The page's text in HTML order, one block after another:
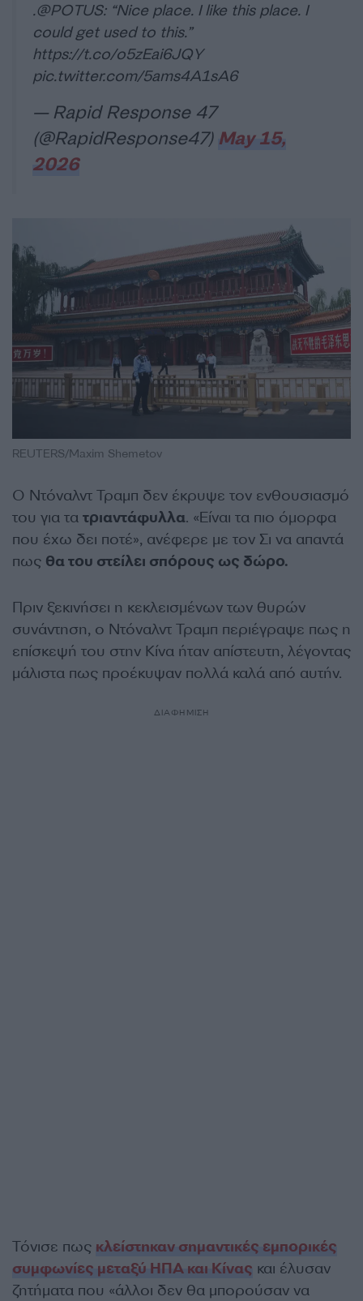
.@POTUS: “Nice place. I like this place. I
could get used to this.”
https://t.co/o5zEai6JQY
pic.twitter.com/5ams4A1sA6
— Rapid Response 47
(@RapidResponse47) May 15,
2026
REUTERS/Maxim Shemetov
Ο Ντόναλντ Τραμπ δεν έκρυψε τον ενθουσιασμό
του για τα τριαντάφυλλα. «Είναι τα πιο όμορφα
που έχω δει ποτέ», ανέφερε με τον Σι να απαντά
πως θα του στείλει σπόρους ως δώρο.
Πριν ξεκινήσει η κεκλεισμένων των θυρών
συνάντηση, ο Ντόναλντ Τραμπ περιέγραψε πως η
επίσκεψή του στην Κίνα ήταν απίστευτη, λέγοντας
μάλιστα πως προέκυψαν πολλά καλά από αυτήν.
ΔΙΑΦΗΜΙΣΗ
Τόνισε πως κλείστηκαν σημαντικές εμπορικές
συμφωνίες μεταξύ ΗΠΑ και Κίνας και έλυσαν
ζητήματα που «άλλοι δεν θα μπορούσαν να